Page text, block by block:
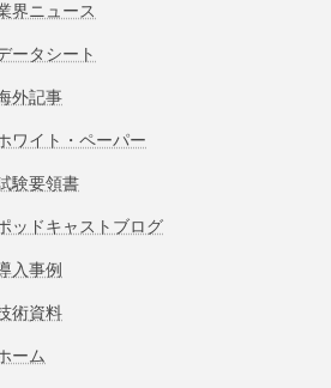
界ニュース
ータシート
外記事
ワイト・ペーパー
験要領書
ッドキャストブログ
入事例
術資料
ーム